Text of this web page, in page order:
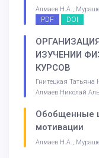
Алмаев Н.А.,
PDF
DOI
ИЗУЧЕНИИ
КУРСОВ
Гнитецкая Татьяна
Алмаев Николай
Обобщенные
мотивации
Алмаев Н.А.,